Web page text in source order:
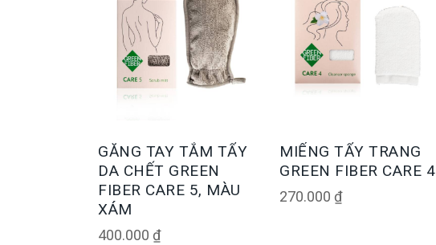
GĂNG TAY TẮM TẨY
DA CHẾT GREEN
FIBER CARE 5, MÀU
XÁM
400.000 ₫
MIẾNG TẨY TRANG
GREEN FIBER CARE 4
270.000 ₫